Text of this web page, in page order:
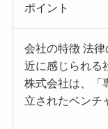
ポイント
会社の特徴 法
近に感じられる
株式会社は、「
立されたベンチ